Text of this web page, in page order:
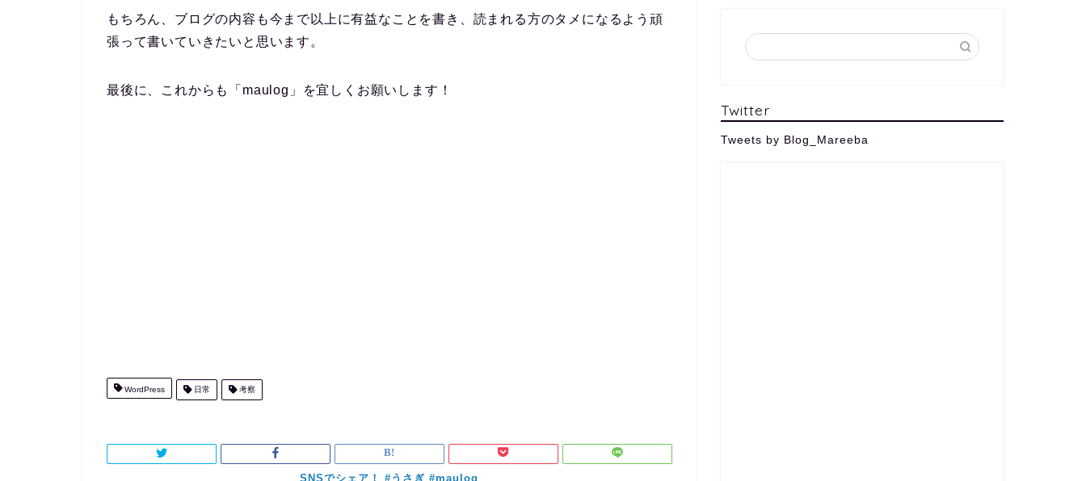
もちろん、ブログの内容も今まで以上に有益なことを書き、読まれる方のタメになるよう頑
張って書いていきたいと思います。
最後に、これからも「maulog」を宜しくお願いします！
WordPress 日常 考察
Twitter
Tweets by Blog_Mareeba